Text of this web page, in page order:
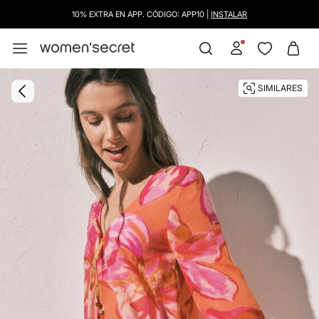
10% EXTRA EN APP. CÓDIGO: APP10 | INSTALAR
SIMILARES